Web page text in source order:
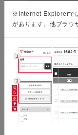
※Internet Explorerで
があります。他ブラウ
環境
ISO/